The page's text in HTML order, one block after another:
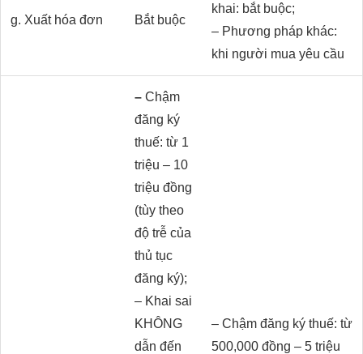
g. Xuất hóa đơn Bắt buộc
khai: bắt buộc;
– Phương pháp khác:
khi người mua yêu cầu
– Chậm
đăng ký
thuế: từ 1
triệu – 10
triệu đồng
(tùy theo
độ trễ của
thủ tục
đăng ký);
– Khai sai
KHÔNG
dẫn đến
– Chậm đăng ký thuế: từ
500,000 đồng – 5 triệu